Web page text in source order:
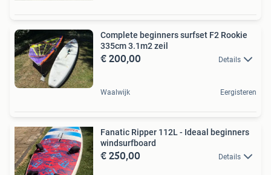
Complete beginners surfset F2 Rookie
335cm 3.1m2 zeil
€ 200,00 Details
Waalwijk Eergisteren
Fanatic Ripper 112L - Ideaal beginners
windsurfboard
€ 250,00 Details